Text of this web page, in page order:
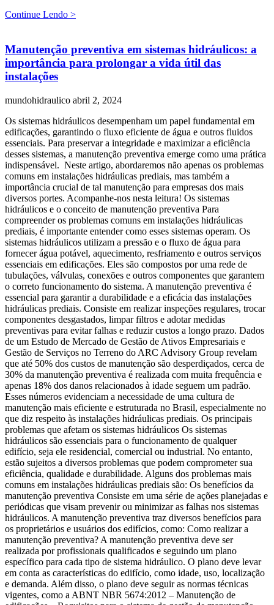
Continue Lendo >
Manutenção preventiva em sistemas hidráulicos: a
importância para prolongar a vida útil das
instalações
mundohidraulico abril 2, 2024
Os sistemas hidráulicos desempenham um papel fundamental em
edificações, garantindo o fluxo eficiente de água e outros fluidos
essenciais. Para preservar a integridade e maximizar a eficiência
desses sistemas, a manutenção preventiva emerge como uma prática
indispensável. Neste artigo, abordaremos não apenas os problemas
comuns em instalações hidráulicas prediais, mas também a
importância crucial de tal manutenção para empresas dos mais
diversos portes. Acompanhe-nos nesta leitura! Os sistemas
hidráulicos e o conceito de manutenção preventiva Para
compreender os problemas comuns em instalações hidráulicas
prediais, é importante entender como esses sistemas operam. Os
sistemas hidráulicos utilizam a pressão e o fluxo de água para
fornecer água potável, aquecimento, resfriamento e outros serviços
essenciais em edificações. Eles são compostos por uma rede de
tubulações, válvulas, conexões e outros componentes que garantem
o correto funcionamento do sistema. A manutenção preventiva é
essencial para garantir a durabilidade e a eficácia das instalações
hidráulicas prediais. Consiste em realizar inspeções regulares, trocar
componentes desgastados, limpar filtros e adotar medidas
preventivas para evitar falhas e reduzir custos a longo prazo. Dados
de um Estudo de Mercado de Gestão de Ativos Empresariais e
Gestão de Serviços no Terreno do ARC Advisory Group revelam
que até 50% dos custos de manutenção são desperdiçados, cerca de
30% da manutenção preventiva é realizada com muita frequência e
apenas 18% dos danos relacionados à idade seguem um padrão.
Esses números evidenciam a necessidade de uma cultura de
manutenção mais eficiente e estruturada no Brasil, especialmente no
que diz respeito às instalações hidráulicas prediais. Os principais
problemas que afetam os sistemas hidráulicos Os sistemas
hidráulicos são essenciais para o funcionamento de qualquer
edifício, seja ele residencial, comercial ou industrial. No entanto,
estão sujeitos a diversos problemas que podem comprometer sua
eficiência, qualidade e durabilidade. Alguns dos problemas mais
comuns em instalações hidráulicas prediais são: Os benefícios da
manutenção preventiva Consiste em uma série de ações planejadas e
periódicas que visam prevenir ou minimizar as falhas nos sistemas
hidráulicos. A manutenção preventiva traz diversos benefícios para
os proprietários e usuários dos edifícios, como: Como realizar a
manutenção preventiva? A manutenção preventiva deve ser
realizada por profissionais qualificados e seguindo um plano
específico para cada tipo de sistema hidráulico. O plano deve levar
em conta as características do edifício, como idade, uso, localização
e demanda. Além disso, o plano deve seguir as normas técnicas
vigentes, como a ABNT NBR 5674:2012 – Manutenção de